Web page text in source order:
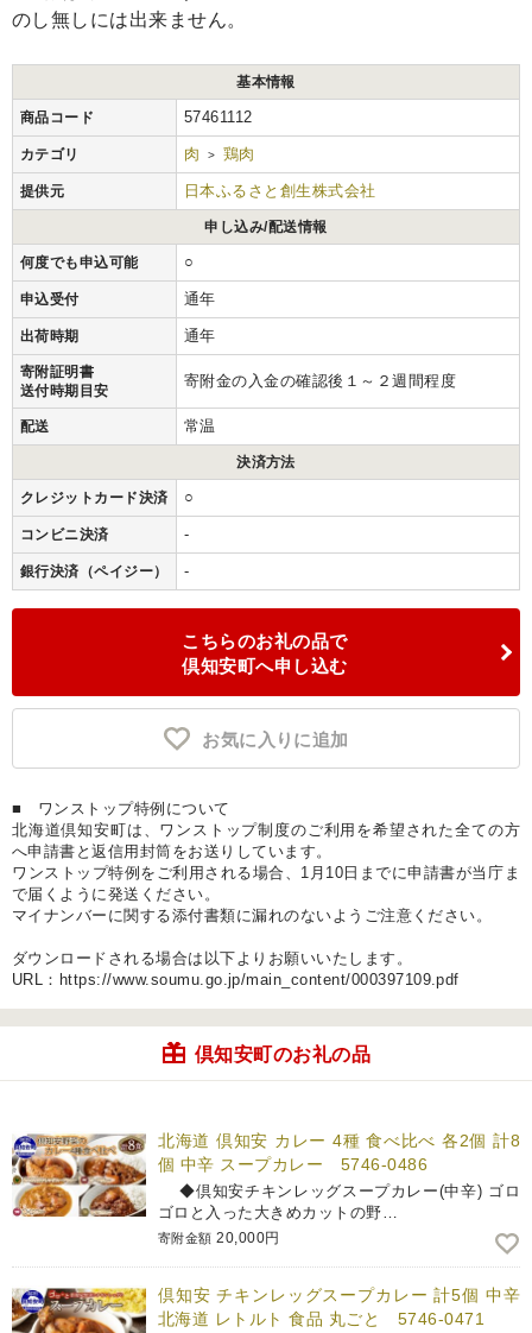
のし無しには出来ません。
基本情報
商品コード 57461112
カテゴリ 肉 > 鶏肉
提供元 日本ふるさと創生株式会社
申し込み/配送情報
何度でも申込可能 ○
申込受付 通年
出荷時期 通年
寄附証明書
送付時期目安
寄附金の入金の確認後１～２週間程度
配送 常温
決済方法
クレジットカード決済 ○
コンビニ決済 -
銀行決済（ペイジー） -
こちらのお礼の品で
倶知安町へ申し込む
お気に入りに追加
■ ワンストップ特例について
北海道倶知安町は、ワンストップ制度のご利用を希望された全ての方
へ申請書と返信用封筒をお送りしています。
ワンストップ特例をご利用される場合、1月10日までに申請書が当庁ま
で届くように発送ください。
マイナンバーに関する添付書類に漏れのないようご注意ください。
ダウンロードされる場合は以下よりお願いいたします。
URL：https://www.soumu.go.jp/main_content/000397109.pdf
倶知安町のお礼の品
北海道 倶知安 カレー 4種 食べ比べ 各2個 計8
個 中辛 スープカレー 5746-0486
◆倶知安チキンレッグスープカレー(中辛) ゴロ
ゴロと入った大きめカットの野…
寄附金額 20,000円
倶知安 チキンレッグスープカレー 計5個 中辛
北海道 レトルト 食品 丸ごと 5746-0471